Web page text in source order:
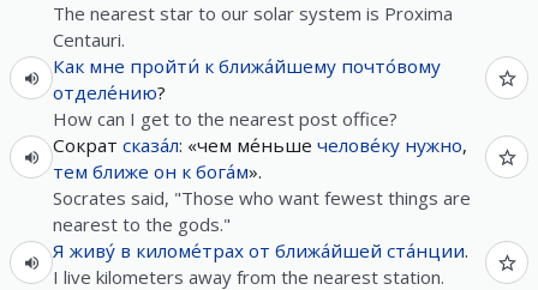
The nearest star to our solar system is Proxima
Centauri.
Как мне пройти́ к ближа́йшему почто́вому
отделе́нию?
How can I get to the nearest post office?
Сократ сказа́л: «чем ме́ньше челове́ку нужно,
тем ближе он к бога́м».
Socrates said, "Those who want fewest things are
nearest to the gods."
Я живу́ в киломе́трах от ближа́йшей ста́нции.
I live kilometers away from the nearest station.